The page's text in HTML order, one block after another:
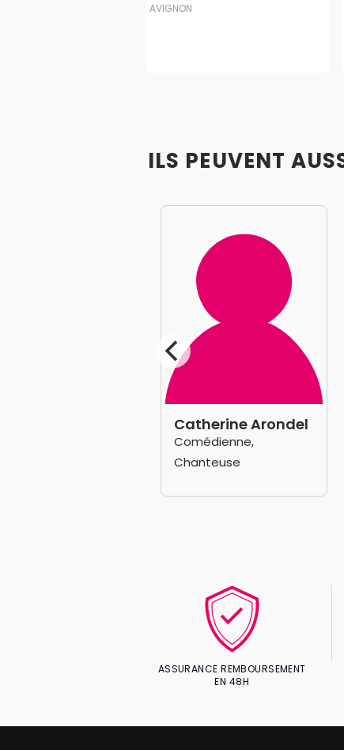
AVIGNON
ILS PEUVENT
Catherine Arondel
Comédienne,
Chanteuse
ASSURANCE REMBOURSEMENT
EN 48H